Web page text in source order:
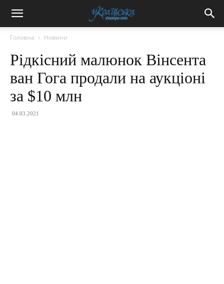
Головна Новини
Рідкісний малюнок Вінсента
ван Гога продали на аукціоні
за $10 млн
04.03.2021